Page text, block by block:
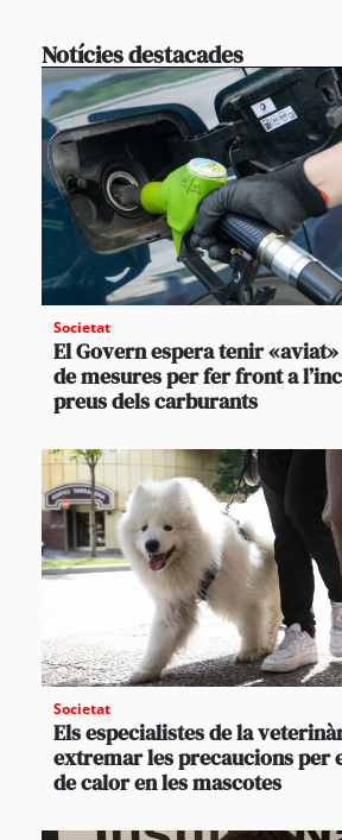
Notícies destacades
Societat
El Govern espera tenir
de mesures per fer front a
preus dels carburants
Societat
Els especialistes de la
extremar les precaucions per
de calor en les mascotes